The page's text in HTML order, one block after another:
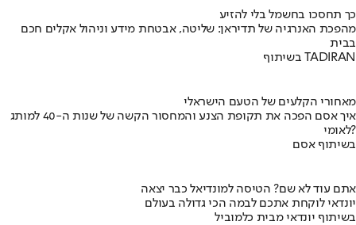
כך תחסכו בחשמל בלי להזיע
מהפכת האנרגיה של תדיראן: שליטה, אבטחת מידע וניהול אקלים חכם
בבית
בשיתוף TADIRAN
מאחורי הקלעים של הטעם הישראלי
איך אסם הפכה את תקופת הצנע והמחסור הקשה של שנות ה-40 למותג
לאומי?
בשיתוף אסם
אתם עוד לא שם? הטיסה למונדיאל כבר יצאה
יונדאי לוקחת אתכם לבמה הכי גדולה בעולם
בשיתוף יונדאי מבית כלמוביל